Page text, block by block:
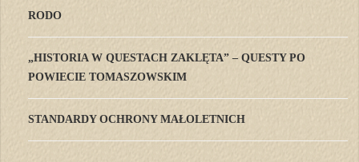
RODO
„HISTORIA W QUESTACH ZAKLĘTA” – QUESTY PO
POWIECIE TOMASZOWSKIM
STANDARDY OCHRONY MAŁOLETNICH